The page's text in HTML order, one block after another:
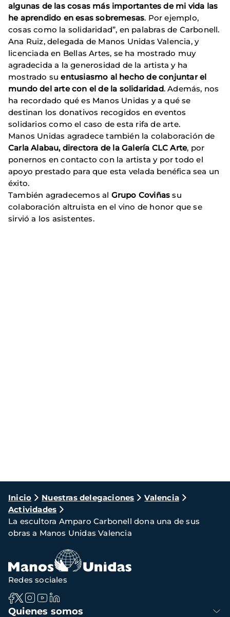
algunas de las cosas más importantes de mi vida las
he aprendido en esas sobremesas. Por ejemplo,
cosas como la solidaridad”, en palabras de Carbonell.
Ana Ruiz, delegada de Manos Unidas Valencia, y
licenciada en Bellas Artes, se ha mostrado muy
agradecida a la generosidad de la artista y ha
mostrado suentusiasmo al hecho de conjuntar el
mundo del arte con el de la solidaridad. Además, nos
ha recordado qué es Manos Unidas y a qué se
destinan los donativos recogidos en eventos
solidarios como el caso de esta rifa de arte.
Manos Unidas agradece también la colaboración de
Carla Alabau, directora de la Galería CLC Arte, por
ponernos en contacto con la artista y por todo el
apoyo prestado para que esta velada benéfica sea un
éxito.
También agradecemos al Grupo Coviñassu
colaboración altruista en el vino de honor que se
sirvió a los asistentes.
Ruta
de
navegación
Inicio Nuestras delegaciones
Valencia
Actividades
La escultora Amparo Carbonell dona una de sus
obras a Manos Unidas Valencia
Navegación
Quienes somos
Redes sociales